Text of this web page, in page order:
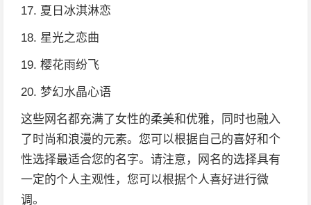
17. 夏日冰淇淋恋
18. 星光之恋曲
19. 樱花雨纷飞
20. 梦幻水晶心语
这些网名都充满了女性的柔美和优雅，同时也融入
了时尚和浪漫的元素。您可以根据自己的喜好和个
性选择最适合您的名字。请注意，网名的选择具有
一定的个人主观性，您可以根据个人喜好进行微
调。